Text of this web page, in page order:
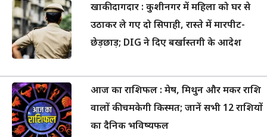
खाकी दागदार : कुशीनगर में महिला को घर से
उठाकर ले गए दो सिपाही, रास्ते में मारपीट-
छेड़छाड़; DIG ने दिए बर्खास्तगी के आदेश
आज का राशिफल : मेष, मिथुन और मकर राशि
वालों की चमकेगी किस्मत; जानें सभी 12 राशियों
का दैनिक भविष्यफल